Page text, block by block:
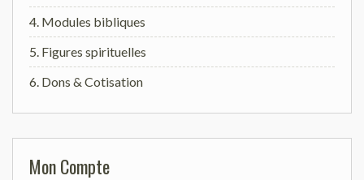
4. Modules bibliques
5. Figures spirituelles
6. Dons & Cotisation
Mon Compte